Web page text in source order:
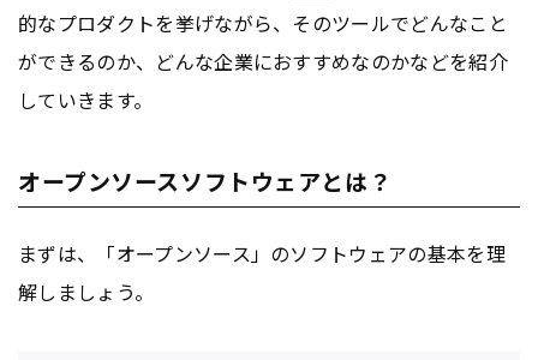
的なプロダクトを挙げながら、そのツールでどんなこと
ができるのか、どんな企業におすすめなのかなどを紹介
していきます。
オープンソースソフトウェアとは？
まずは、「オープンソース」のソフトウェアの基本を理
解しましょう。